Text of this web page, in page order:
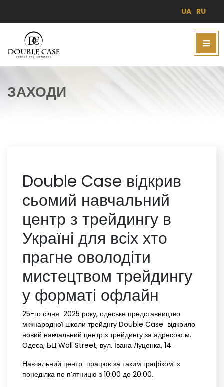
UA RU
ЗАХОДИ
Double Case відкрив
сьомий навчальний
центр з трейдингу в
Україні для всіх хто
прагне оволодіти
мистецтвом трейдингу
у форматі офлайн
25-го січня 2025 року, одеське представництво
міжнародної школи трейднгу Double Case відкрило
новий навчальний центр з трейдингу за адресою м.
Одеса, БЦ Wall Street, вул. Івана Луценка, 14.
Навчальний центр працює за таким графіком: з
понеділка по п’ятницю з 10:00 до 20:00.